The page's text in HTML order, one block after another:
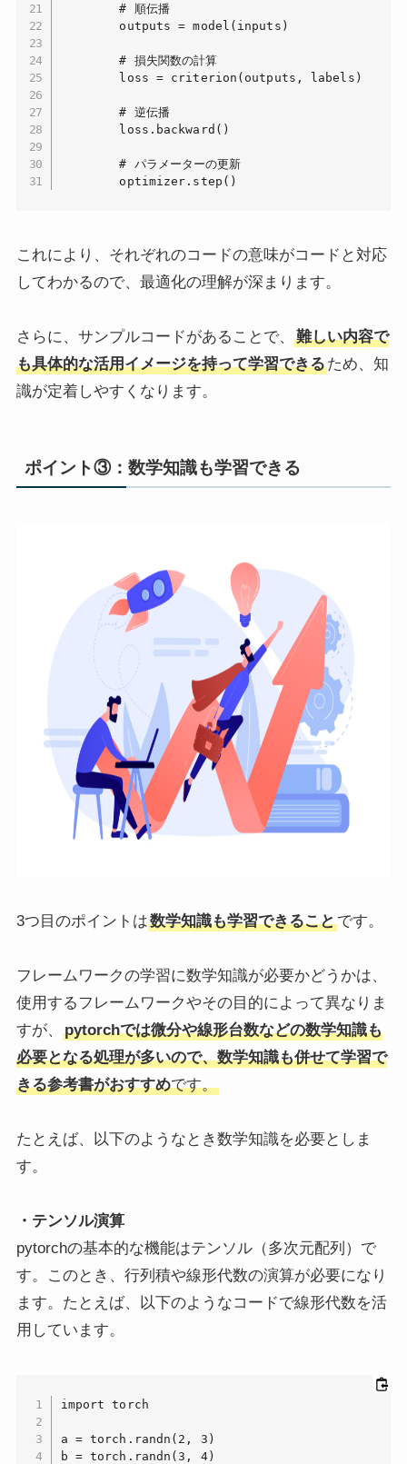
        # 順伝播
        outputs = model(inputs)
        # 損失関数の計算
        loss = criterion(outputs, labels)
        # 逆伝播
        loss.backward()
        # パラメーターの更新
        optimizer.step()
これにより、それぞれのコードの意味がコードと対応
してわかるので、最適化の理解が深まります。
さらに、サンプルコードがあることで、
難しい内容で
も具体的な活用イメージを持って学習できるため、知
識が定着しやすくなります。
ポイント③：数学知識も学習できる
3つ目のポイントは数学知識も学習できることです。
フレームワークの学習に数学知識が必要かどうかは、
使用するフレームワークやその目的によって異なりま
すが、
pytorchでは微分や線形台数などの数学知識も
必要となる処理が多いので、数学知識も併せて学習で
きる参考書がおすすめです。
たとえば、以下のようなとき数学知識を必要としま
す。
・テンソル演算
pytorchの基本的な機能はテンソル（多次元配列）で
す。このとき、行列積や線形代数の演算が必要になり
ます。たとえば、以下のようなコードで線形代数を活
用しています。
import torch
a = torch.randn(2, 3)
b = torch.randn(3, 4)